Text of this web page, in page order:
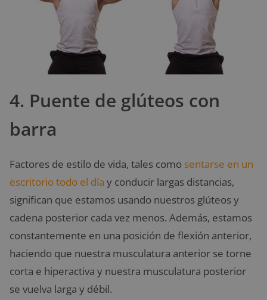
4. Puente de glúteos con
barra
Factores de estilo de vida, tales como sentarse en un
escritorio todo el día y conducir largas distancias,
significan que estamos usando nuestros glúteos y
cadena posterior cada vez menos. Además, estamos
constantemente en una posición de flexión anterior,
haciendo que nuestra musculatura anterior se torne
corta e hiperactiva y nuestra musculatura posterior
se vuelva larga y débil.